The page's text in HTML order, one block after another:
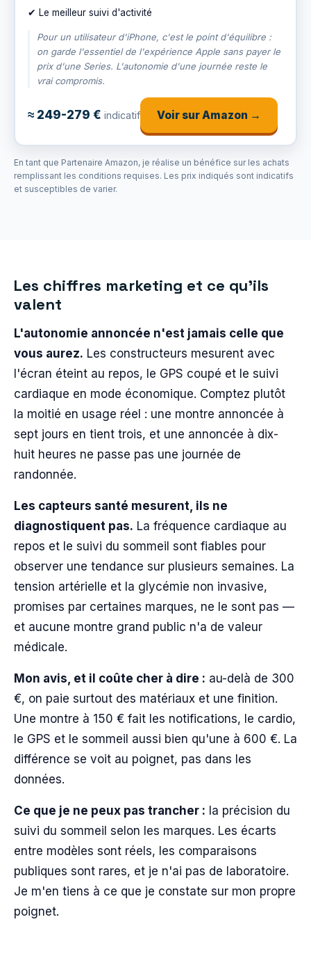
✔ Le meilleur suivi d'activité
Pour un utilisateur d'iPhone, c'est le point d'équilibre :
on garde l'essentiel de l'expérience Apple sans payer le
prix d'une Series. L'autonomie d'une journée reste le
vrai compromis.
≈ 249-279 € indicatif Voir sur Amazon →
En tant que Partenaire Amazon, je réalise un bénéfice sur les achats
remplissant les conditions requises. Les prix indiqués sont indicatifs
et susceptibles de varier.
Les chiffres marketing et ce qu'ils
valent
L'autonomie annoncée n'est jamais celle que
vous aurez. Les constructeurs mesurent avec
l'écran éteint au repos, le GPS coupé et le suivi
cardiaque en mode économique. Comptez plutôt
la moitié en usage réel : une montre annoncée à
sept jours en tient trois, et une annoncée à dix-
huit heures ne passe pas une journée de
randonnée.
Les capteurs santé mesurent, ils ne
diagnostiquent pas. La fréquence cardiaque au
repos et le suivi du sommeil sont fiables pour
observer une tendance sur plusieurs semaines. La
tension artérielle et la glycémie non invasive,
promises par certaines marques, ne le sont pas —
et aucune montre grand public n'a de valeur
médicale.
Mon avis, et il coûte cher à dire : au-delà de 300
€, on paie surtout des matériaux et une finition.
Une montre à 150 € fait les notifications, le cardio,
le GPS et le sommeil aussi bien qu'une à 600 €. La
différence se voit au poignet, pas dans les
données.
Ce que je ne peux pas trancher : la précision du
suivi du sommeil selon les marques. Les écarts
entre modèles sont réels, les comparaisons
publiques sont rares, et je n'ai pas de laboratoire.
Je m'en tiens à ce que je constate sur mon propre
poignet.